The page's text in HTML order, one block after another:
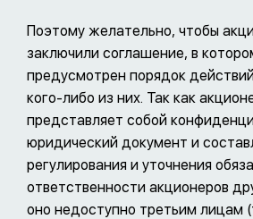
Поэтому желательно, чтобы
заключили соглашение, в
предусмотрен порядок
кого-либо из них. Так как
представляет собой
юридический документ и
регулирования и уточнения
ответственности акционеров
оно недоступно третьим лицам